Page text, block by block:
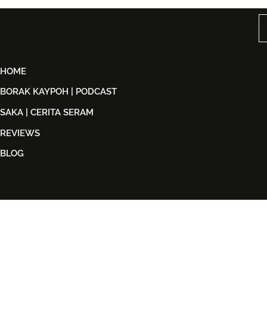
Michelle
HOME
BORAK KAYPOH | PODCAST
SAKA | CERITA SERAM
REVIEWS
BLOG